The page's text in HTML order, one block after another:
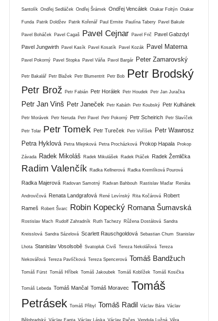
Santolík Ondřej Sedláček Ondřej Šrámek Ondřej Vencálek Otakar Foltýn Otakar
Funda Patrik Doldžev Patrik Kořenář Paul Ermite Paulína Tabery Pavel Bakule
Pavel Boháček Pavel Cagaš Pavel Cejnar Pavel Frič Pavel Gabzdyl
Pavel Jungwirth Pavel Kasík Pavel Kosatík Pavel Kozák Pavel Materna
Pavel Pokorný Pavel Stopka Pavel Váňa Pavol Bargár Peter Zamarovský
Petr Bakalář Petr Blažek Petr Blumentrit Petr Bob Petr Brodský
Petr Brož Petr Fabián Petr Horálek Petr Houdek Petr Jan Juračka
Petr Jan Vinš Petr Janeček Petr Kabáth Petr Koubský Petr Kulhánek
Petr Morávek Petr Neruda Petr Pavel Petr Pokorný Petr Scheirich Petr Slavíček
Petr Tolar Petr Tomek Petr Tureček Petr Voříšek
Petr Wawrosz
Petra Hyklová Petra Mlejnková Petra Procházková Prokop Hapala Prokop
Závada Radek Mikoláš Radek Mikulášek Radek Ptáček Radek Žemlička
Radim Valenčík Radka Kellnerová Radka Kremlíková Pourová
Radka Majerová Radovan Samotný Radvan Bahbouh Rastislav Maďar Renáta
Androvičová Renata Landgrafová René Levínský Rita Kočárová Robert
Rameš Robert Švarc Robin Kopecký Romana Šumavská
Rostislav Mach Rudolf Zahradník Ruth Tachezy Růžena Dostálová Sandra
Kreisslová Sandra Sázelová Scarlett Rauschgoldová Sebastian Chum Stanislav
Lhota Stanislav Vosolsobě Svatopluk Civiš Tereza Nekolářová Tereza
Nekovářová Tereza Pavlíčková Tereza Spencerová Tomáš Bandžuch
Tomáš Fürst Tomáš Hříbek Tomáš Jakoubek Tomáš Koblížek Tomáš Kosička
Tomáš Lebeda Tomáš Mančal Tomáš Moravec Tomáš
Petrásek Tomáš Přibyl Tomáš Radil Václav Bára Václav
Bělohradský Václav Fanta Václav Láska Václav Pačes Vendula Lužná Věra